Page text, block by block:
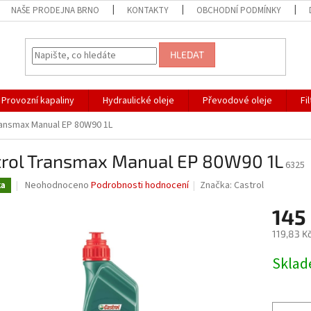
NAŠE PRODEJNA BRNO KONTAKTY OBCHODNÍ PODMÍNKY
HLEDAT
Provozní kapaliny Hydraulické oleje Převodové oleje
Manual EP 80W90 1L
Transmax Manual EP 80W90 1L 6325
Průměrné
Neohodnoceno Podrobnosti hodnocení Značka: Castrol
145
119,83
cena: